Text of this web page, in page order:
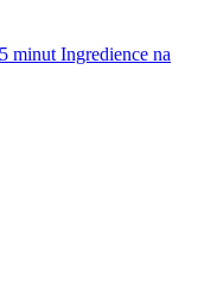
minut Ingredience na